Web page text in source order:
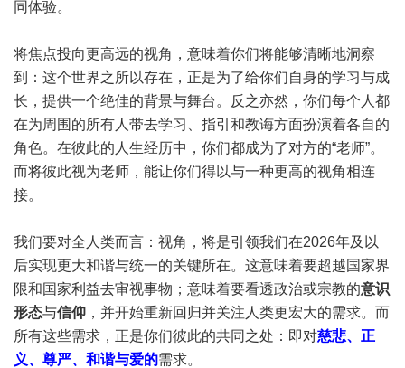
同体验。
将焦点投向更高远的视角，意味着你们将能够清晰地洞察
到：这个世界之所以存在，正是为了给你们自身的学习与成
长，提供一个绝佳的背景与舞台。反之亦然，你们每个人都
在为周围的所有人带去学习、指引和教诲方面扮演着各自的
角色。在彼此的人生经历中，你们都成为了对方的“老师”。
而将彼此视为老师，能让你们得以与一种更高的视角相连
接。
我们要对全人类而言：视角，将是引领我们在2026年及以
后实现更大和谐与统一的关键所在。这意味着要超越国家界
限和国家利益去审视事物；意味着要看透政治或宗教的意识
形态与信仰 ，并开始重新回归并关注人类更宏大的需求。而
所有这些需求，正是你们彼此的共同之处：即对慈悲、正
义、尊严、和谐与爱的需求。